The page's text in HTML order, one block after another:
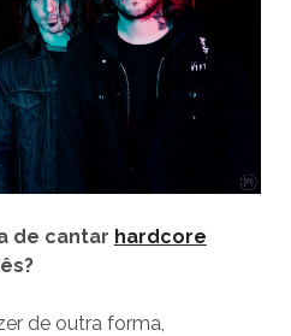
de cantar hardcore
de outra forma,